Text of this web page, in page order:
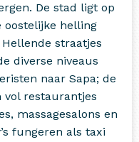
De stad ligt op
oostelijke helling
straatjes
diverse niveaus
naar Sapa; de
restaurantjes
massagesalons en
fungeren als taxi